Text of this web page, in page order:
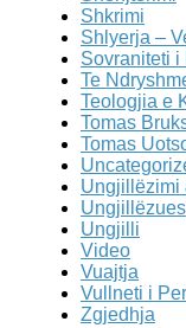
Shkrimi
Shlyerja –
Sovraniteti i
Te
Teologjia e
Tomas
Tomas
Ungjillëzimi
Ungjillëzues
Ungjilli
Video
Vuajtja
Vullneti i
Zgjedhja